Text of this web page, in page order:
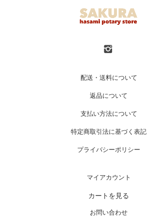
配送・送料について
返品について
支払い方法について
特定商取引法に基づく表記
プライバシーポリシー
マイアカウント
カートを見る
お問い合わせ